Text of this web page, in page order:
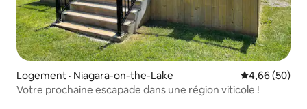
Logement · Niagara-on-the-Lake Note
4,66 (50)
Votre prochaine escapade dans une région viticole !